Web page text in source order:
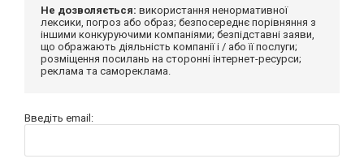
Не дозволяється: використання ненормативної
лексики, погроз або образ; безпосереднє порівняння з
іншими конкуруючими компаніями; безпідставні заяви,
що ображають діяльність компанії і / або її послуги;
розміщення посилань на сторонні інтернет-ресурси;
реклама та самореклама.
Введіть email: